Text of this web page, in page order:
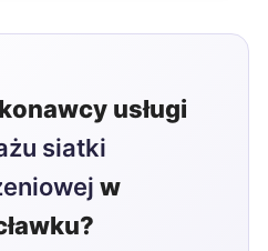
usługi
siatki
w